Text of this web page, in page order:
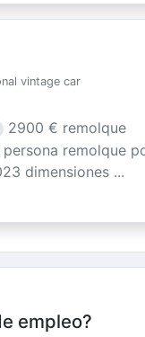
vintage car
2900 € remolque
remolque
dimensiones ...
empleo?